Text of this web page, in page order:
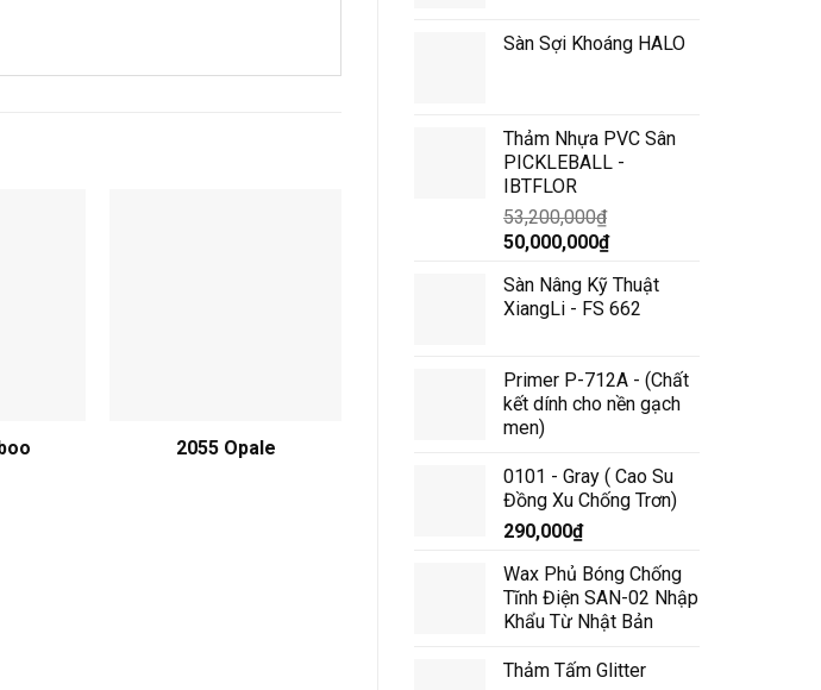
Sàn Sợi Khoáng HALO
Thảm Nhựa PVC Sân
PICKLEBALL -
IBTFLOR
53,200,000₫
Giá
là:
53,200,000₫.
50,000,000₫Giá
tại
là:
Sàn Nâng Kỹ Thuật
XiangLi - FS 662
Primer P-712A - (Chất
kết dính cho nền gạch
men)
0101 - Gray ( Cao Su
Đồng Xu Chống Trơn)
290,000₫
Wax Phủ Bóng Chống
Tĩnh Điện SAN-02 Nhập
Khẩu Từ Nhật Bản
Thảm Tấm Glitter
2055 Opale